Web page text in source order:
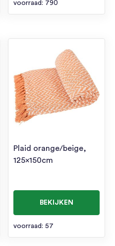
voorraad: 790
Plaid orange/beige,
125x150cm
BEKIJKEN
voorraad: 57